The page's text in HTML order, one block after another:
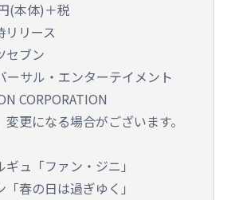
(本体)＋税
リース
セブン
ーサル・エンターテイメント
CORPORATION
更になる場合がございます。
ュ「ファン・ジニ」
春の日は過ぎゆく」